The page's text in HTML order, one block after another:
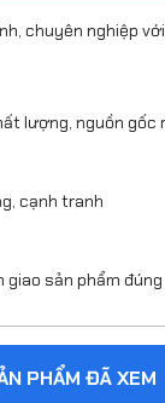
chuyên nghiệp
lượng, nguồn gốc
cạnh tranh
giao sản phẩm
PHẨM ĐÃ XEM